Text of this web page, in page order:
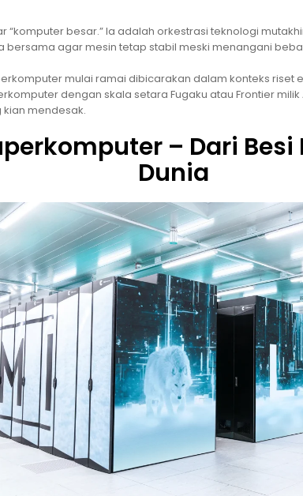
“komputer besar.” Ia adalah orkestrasi teknologi
bersama agar mesin tetap stabil meski menangani
mulai ramai dibicarakan dalam konteks riset
dengan skala setara Fugaku atau Frontier
mendesak.
– Dari Besi
Dunia